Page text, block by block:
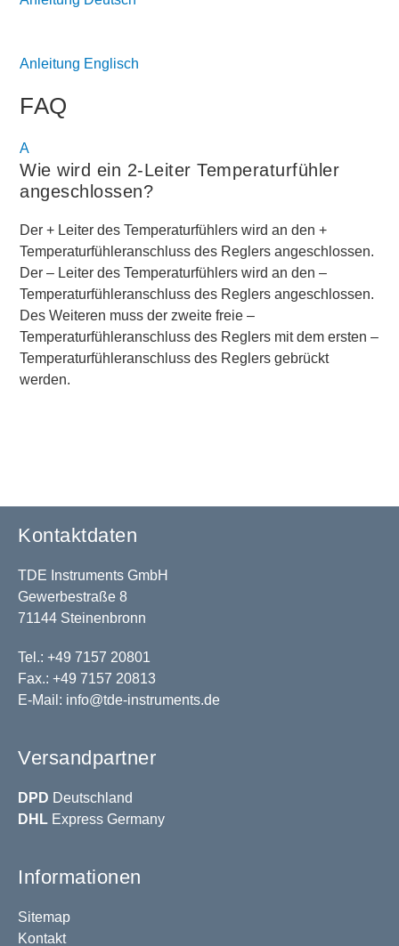
Anleitung Englisch
FAQ
A
Wie wird ein 2-Leiter Temperaturfühler
angeschlossen?
Der + Leiter des Temperaturfühlers wird an den +
Temperaturfühleranschluss des Reglers angeschlossen.
Der – Leiter des Temperaturfühlers wird an den –
Temperaturfühleranschluss des Reglers angeschlossen.
Des Weiteren muss der zweite freie –
Temperaturfühleranschluss des Reglers mit dem ersten –
Temperaturfühleranschluss des Reglers gebrückt
werden.
Kontaktdaten
TDE Instruments GmbH
Gewerbestraße 8
71144 Steinenbronn
Tel.: +49 7157 20801
Fax.: +49 7157 20813
E-Mail: info@tde-instruments.de
Versandpartner
DPD Deutschland
DHL Express Germany
Informationen
Sitemap
Kontakt